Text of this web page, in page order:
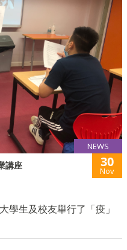
NEWS
講座 30
Nov
學生及校友舉行了「疫」